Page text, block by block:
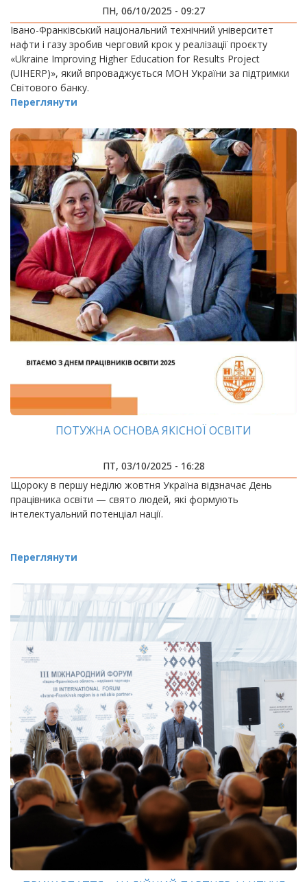
ПН, 06/10/2025 - 09:27
Івано-Франківський національний технічний університет
нафти і газу зробив черговий крок у реалізації проєкту
«Ukraine Improving Higher Education for Results Project
(UIHERP)», який впроваджується МОН України за підтримки
Світового банку.
Переглянути
ПОТУЖНА ОСНОВА ЯКІСНОЇ ОСВІТИ
ПТ, 03/10/2025 - 16:28
Щороку в першу неділю жовтня Україна відзначає День
працівника освіти — свято людей, які формують
інтелектуальний потенціал нації.
Переглянути